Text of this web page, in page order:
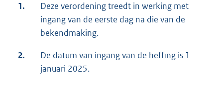
1.
Deze verordening treedt in werking met
ingang van de eerste dag na die van de
bekendmaking.
2.
De datum van ingang van de heffing is 1
januari 2025.